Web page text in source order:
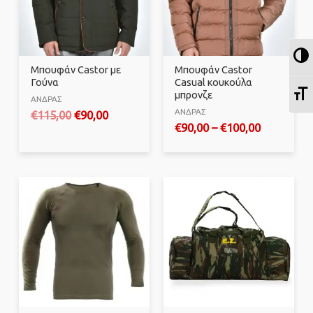
Μπουφάν Castor με
Γούνα
ΑΝΔΡΑΣ
€115,00 Original
€90,00Η
Μπουφάν Castor
Casual κουκούλα
μπρονζε
ΑΝΔΡΑΣ
€90,00–€100,00